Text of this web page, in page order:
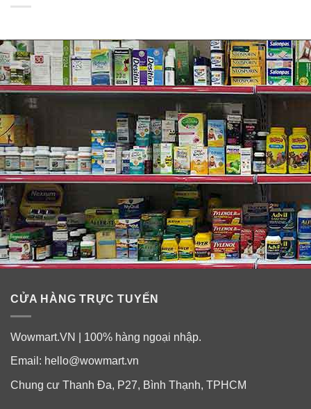
and magnesium stearate (vegetable source).
Không được sản xuất với lúa mì, gluten, đậu nành, ngô,
sữa, trứng, cá, động vật có vỏ hoặc các thành phần hạt
cây. Nhưng được sản xuất trong một cơ sở GMP xử lý
các thành phần khác có chứa các chất này.
CỬA HÀNG TRỰC TUYẾN
Wowmart.VN | 100% hàng ngoại nhập.
Email: hello@wowmart.vn
Chung cư Thanh Đa, P27, Bình Thạnh, TPHCM